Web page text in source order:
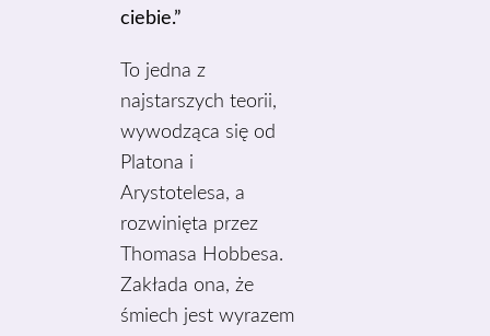
ciebie.”
To jedna z
najstarszych teorii,
wywodząca się od
Platona i
Arystotelesa, a
rozwinięta przez
Thomasa Hobbesa.
Zakłada ona, że
śmiech jest wyrazem